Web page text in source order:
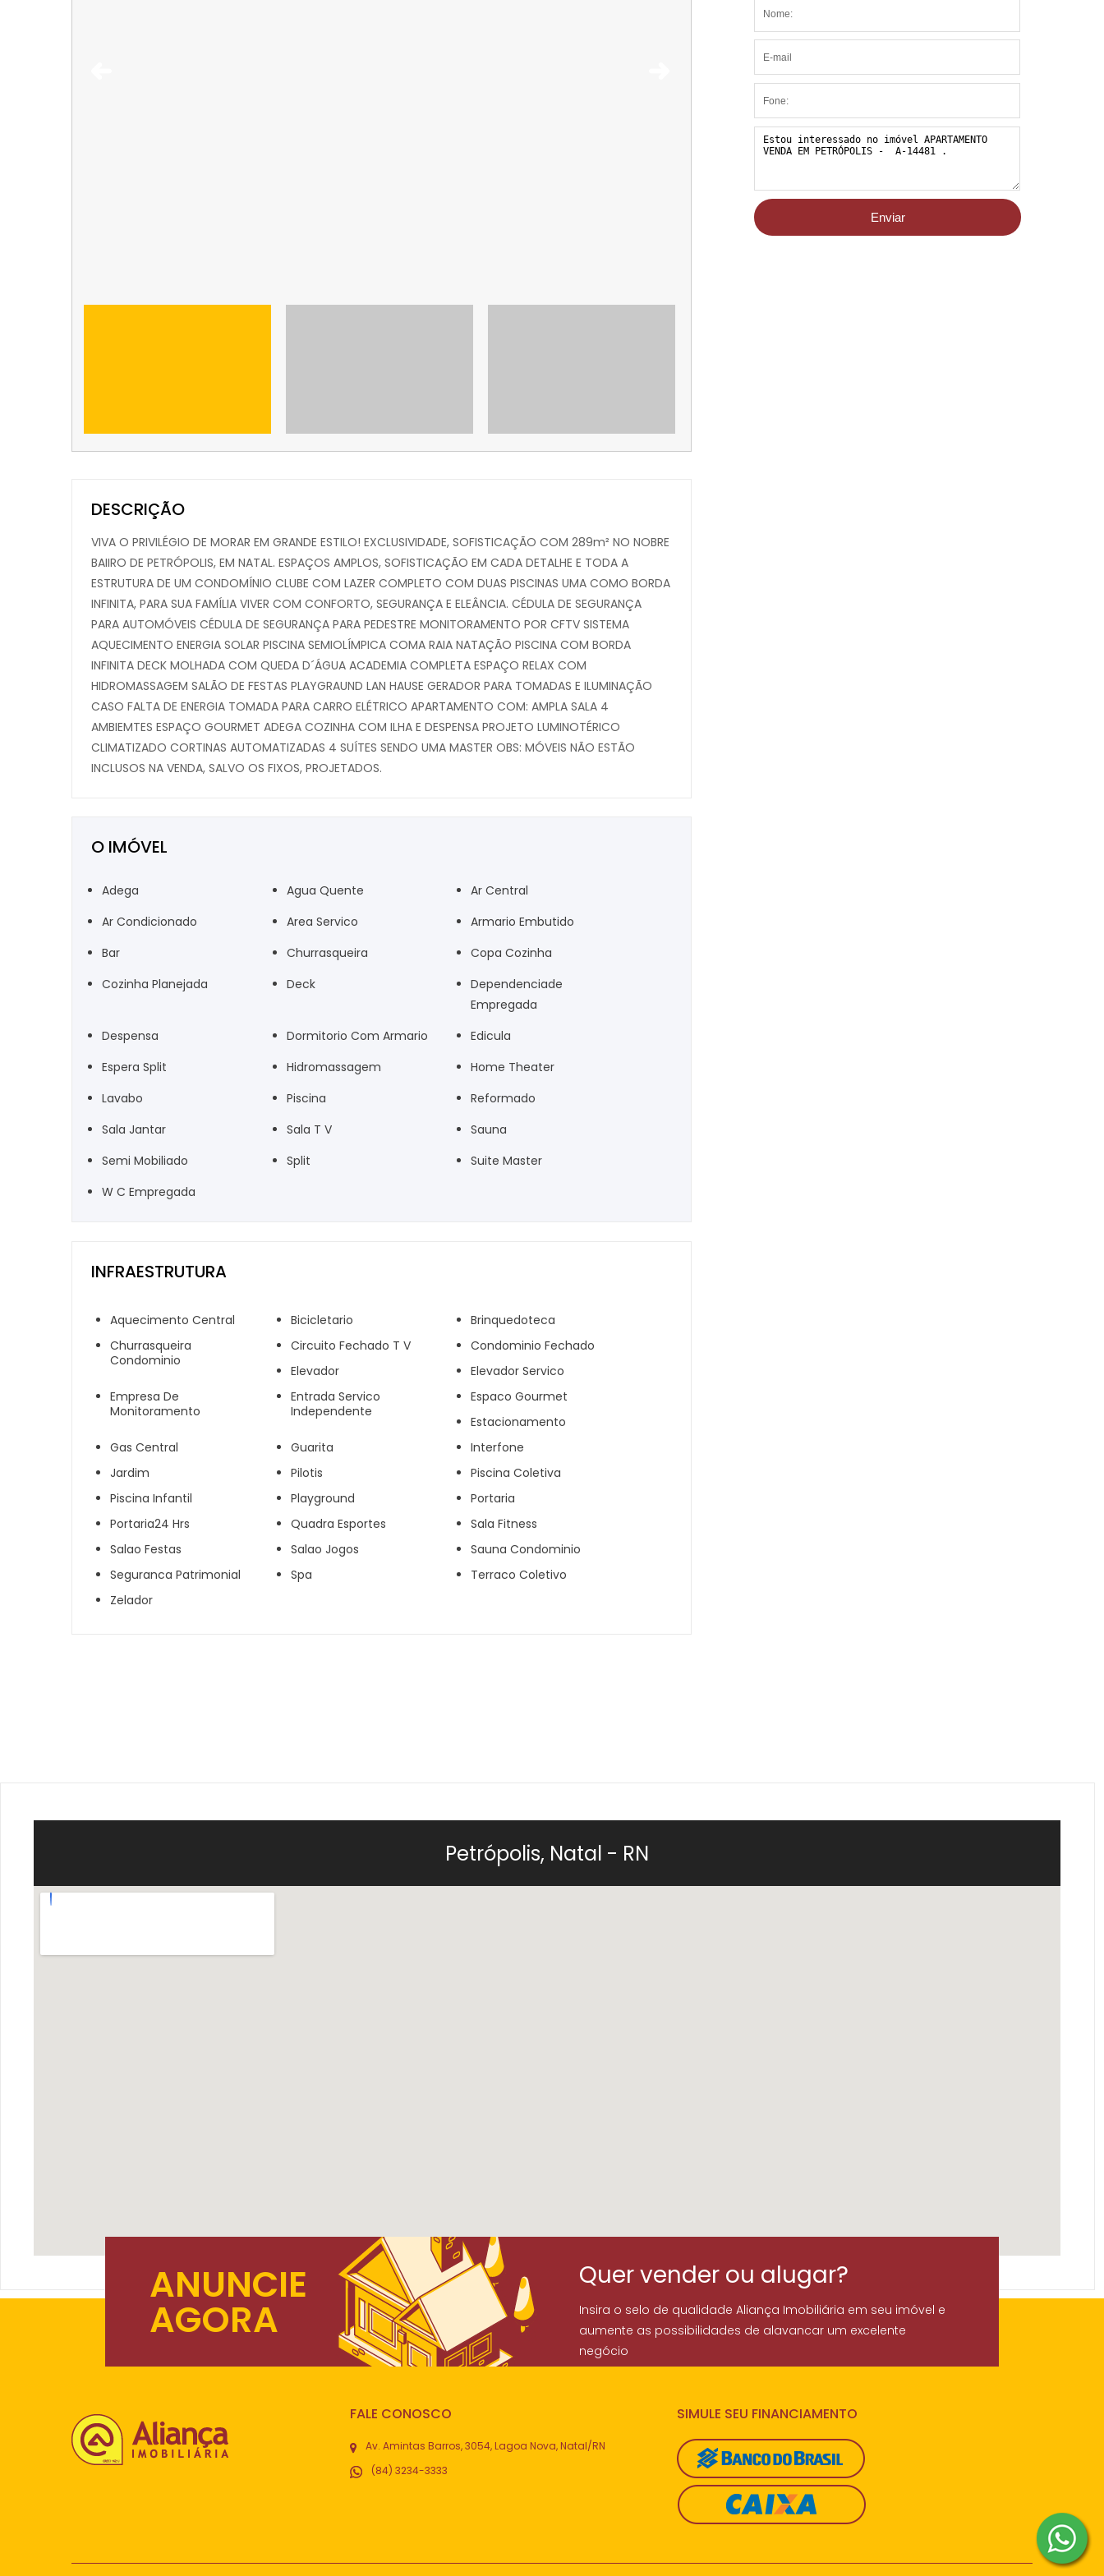
DESCRIÇÃO
VIVA O PRIVILÉGIO DE MORAR EM GRANDE ESTILO! EXCLUSIVIDADE, SOFISTICAÇÃO COM 289m² NO NOBRE
BAIIRO DE PETRÓPOLIS, EM NATAL. ESPAÇOS AMPLOS, SOFISTICAÇÃO EM CADA DETALHE E TODA A
ESTRUTURA DE UM CONDOMÍNIO CLUBE COM LAZER COMPLETO COM DUAS PISCINAS UMA COMO BORDA
INFINITA, PARA SUA FAMÍLIA VIVER COM CONFORTO, SEGURANÇA E ELEÂNCIA. CÉDULA DE SEGURANÇA
PARA AUTOMÓVEIS CÉDULA DE SEGURANÇA PARA PEDESTRE MONITORAMENTO POR CFTV SISTEMA
AQUECIMENTO ENERGIA SOLAR PISCINA SEMIOLÍMPICA COMA RAIA NATAÇÃO PISCINA COM BORDA
INFINITA DECK MOLHADA COM QUEDA D´ÁGUA ACADEMIA COMPLETA ESPAÇO RELAX COM
HIDROMASSAGEM SALÃO DE FESTAS PLAYGRAUND LAN HAUSE GERADOR PARA TOMADAS E ILUMINAÇÃO
CASO FALTA DE ENERGIA TOMADA PARA CARRO ELÉTRICO APARTAMENTO COM: AMPLA SALA 4
AMBIEMTES ESPAÇO GOURMET ADEGA COZINHA COM ILHA E DESPENSA PROJETO LUMINOTÉRICO
CLIMATIZADO CORTINAS AUTOMATIZADAS 4 SUÍTES SENDO UMA MASTER OBS: MÓVEIS NÃO ESTÃO
INCLUSOS NA VENDA, SALVO OS FIXOS, PROJETADOS.
O IMÓVEL
Adega Agua Quente
Ar Central
Ar Condicionado
Area Servico
Armario Embutido
Bar
Churrasqueira
Copa Cozinha
Cozinha Planejada
Deck
Dependenciade
Empregada
Despensa
Dormitorio Com Armario
Edicula
Espera Split
Hidromassagem
Home Theater
Lavabo
Piscina
Reformado
Sala Jantar
Sala T V
Sauna
Semi Mobiliado
Split
Suite Master
W C Empregada
INFRAESTRUTURA
Aquecimento Central Bicicletario
Brinquedoteca
Churrasqueira
Condominio
Circuito Fechado T V
Condominio Fechado
Elevador
Elevador Servico
Empresa De
Monitoramento
Entrada Servico
Independente
Espaco Gourmet
Estacionamento
Gas Central
Guarita
Interfone
Jardim
Pilotis
Piscina Coletiva
Piscina Infantil
Playground
Portaria
Portaria24 Hrs
Quadra Esportes
Sala Fitness
Salao Festas
Salao Jogos
Sauna Condominio
Seguranca Patrimonial
Spa
Terraco Coletivo
Zelador
Petrópolis, Natal - RN
ANUNCIE
AGORA
Quer vender ou alugar?
Insira o selo de qualidade Aliança Imobiliária em seu imóvel e
aumente as possibilidades de alavancar um excelente
negócio
FALE CONOSCO
Av. Amintas Barros, 3054, Lagoa Nova, Natal/RN
(84) 3234-3333
SIMULE SEU FINANCIAMENTO